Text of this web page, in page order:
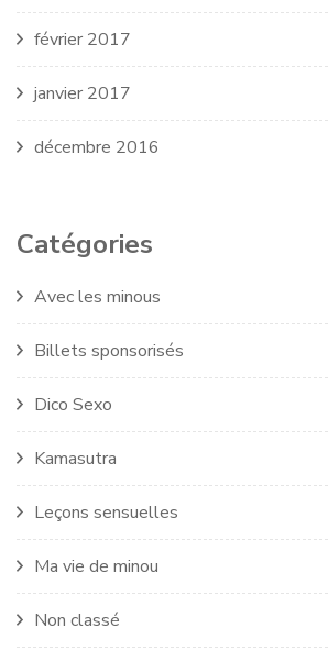
février 2017
janvier 2017
décembre 2016
Catégories
Avec les minous
Billets sponsorisés
Dico Sexo
Kamasutra
Leçons sensuelles
Ma vie de minou
Non classé